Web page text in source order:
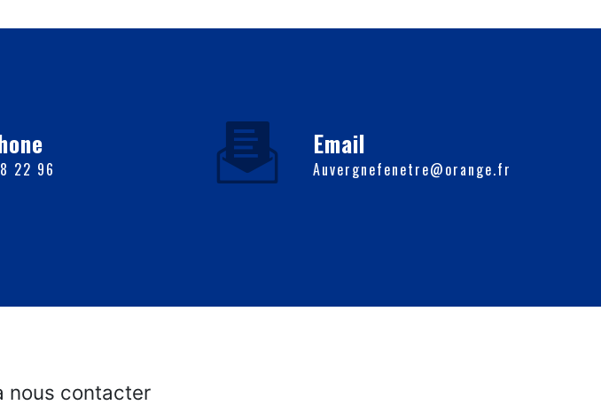
22 96
Email
auvergnefenetre@orange.fr
nous contacter